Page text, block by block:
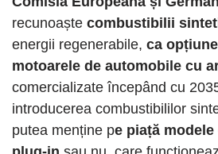
recunoaște combustibilii
energii regenerabile, ca
motoarele de automobile cu
comercializate începând cu
introducerea combustibililor
putea menține pe piață